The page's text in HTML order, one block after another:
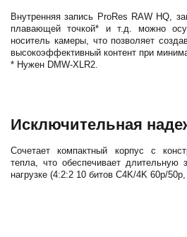
Внутренняя запись ProRes RAW HQ,
плавающей точкой* и т.д. можно
носитель камеры, что позволяет
высокоэффективный контент при
* Нужен DMW-XLR2.
Исключительная
Сочетает компактный корпус с
тепла, что обеспечивает длительную
нагрузке (4:2:2 10 битов C4K/4K 60p/